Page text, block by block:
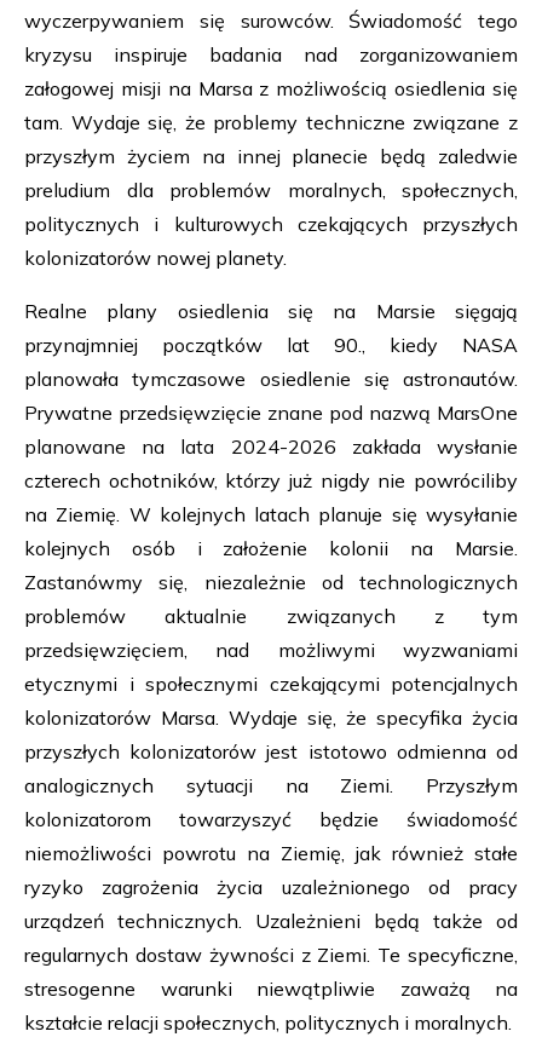
wyczerpywaniem się surowców. Świadomość tego
kryzysu inspiruje badania nad zorganizowaniem
załogowej misji na Marsa z możliwością osiedlenia się
tam. Wydaje się, że problemy techniczne związane z
przyszłym życiem na innej planecie będą zaledwie
preludium dla problemów moralnych, społecznych,
politycznych i kulturowych czekających przyszłych
kolonizatorów nowej planety.
Realne plany osiedlenia się na Marsie sięgają
przynajmniej początków lat 90., kiedy NASA
planowała tymczasowe osiedlenie się astronautów.
Prywatne przedsięwzięcie znane pod nazwą MarsOne
planowane na lata 2024-2026 zakłada wysłanie
czterech ochotników, którzy już nigdy nie powróciliby
na Ziemię. W kolejnych latach planuje się wysyłanie
kolejnych osób i założenie kolonii na Marsie.
Zastanówmy się, niezależnie od technologicznych
problemów aktualnie związanych z tym
przedsięwzięciem, nad możliwymi wyzwaniami
etycznymi i społecznymi czekającymi potencjalnych
kolonizatorów Marsa. Wydaje się, że specyfika życia
przyszłych kolonizatorów jest istotowo odmienna od
analogicznych sytuacji na Ziemi. Przyszłym
kolonizatorom towarzyszyć będzie świadomość
niemożliwości powrotu na Ziemię, jak również stałe
ryzyko zagrożenia życia uzależnionego od pracy
urządzeń technicznych. Uzależnieni będą także od
regularnych dostaw żywności z Ziemi. Te specyficzne,
stresogenne warunki niewątpliwie zaważą na
kształcie relacji społecznych, politycznych i moralnych.